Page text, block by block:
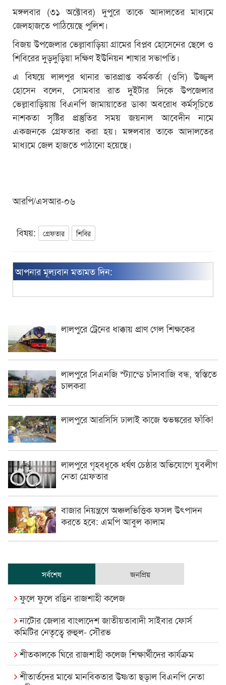
মঙ্গলবার (৩১ অক্টোবর) দুপুরে তাকে আদালতের মাধ্যমে
জেলহাজতে পাঠিয়েছে পুলিশ।
বিজয় উপজেলার ভেল্লাবাড়িয়া গ্রামের বিপ্লব হোসেনের ছেলে ও
শিবিরের দুড়দুড়িয়া দক্ষিণ ইউনিয়ন শাখার সভাপতি।
এ বিষয়ে লালপুর থানার ভারপ্রাপ্ত কর্মকর্তা (ওসি) উজ্জ্বল
হোসেন বলেন, সোমবার রাত দুইটার দিকে উপজেলার
ভেল্লাবাড়িয়ায় বিএনপি জামায়াতের ডাকা অবরোধ কর্মসূচিতে
নাশকতা সৃষ্টির প্রস্তুতির সময় জয়নাল আবেদীন নামে
একজনকে গ্রেফতার করা হয়। মঙ্গলবার তাকে আদালতের
মাধ্যমে জেল হাজতে পাঠানো হয়েছে।
আরপি/এসআর-০৬
বিষয়: গ্রেফতার শিবির
আপনার মূল্যবান মতামত দিন:
লালপুরে ট্রেনের ধাক্কায় প্রাণ গেল শিক্ষকের
লালপুরে সিএনজি স্ট্যান্ডে চাঁদাবাজি বন্ধ, স্বস্তিতে
চালকরা
লালপুরে আরসিসি ঢালাই কাজে শুভঙ্করের ফাঁকি!
লালপুরে গৃহবধূকে ধর্ষণ চেষ্ঠার অভিযোগে যুবলীগ
নেতা গ্রেফতার
বাজার নিয়ন্ত্রণে অঞ্চলভিত্তিক ফসল উৎপাদন
করতে হবে: এমপি আবুল কালাম
সর্বশেষ জনপ্রিয়
ফুলে ফুলে রঙিন রাজশাহী কলেজ
নাটোর জেলার বাংলাদেশ জাতীয়তাবাদী সাইবার ফোর্স
কমিটির নেতৃত্বে রুহুল- সৌরভ
শীতকালকে ঘিরে রাজশাহী কলেজ শিক্ষার্থীদের কার্যক্রম
শীতার্তদের মাঝে মানবিকতার উষ্ণতা ছড়াল বিএনপি নেতা